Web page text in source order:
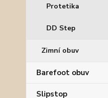
Protetika
DD Step
Zimní obuv
Barefoot obuv
Slipstop